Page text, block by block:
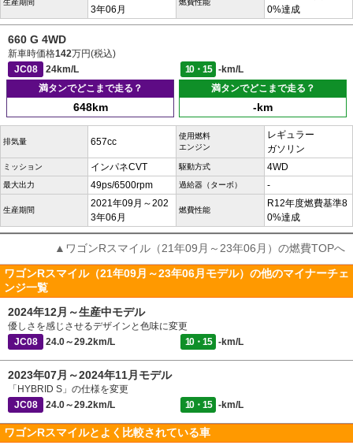
生産期間
3年06月
燃費性能
0%達成
660 G 4WD
新車時価格142万円(税込)
JC08
24km/L 10・15
-km/L
満タンでどこまで走る？
648km
満タンでどこまで走る？
-km
排気量 657cc
使用燃料
エンジン
レギュラー
ガソリン
ミッション インパネCVT 駆動方式 4WD
最大出力 49ps/6500rpm 過給器（ターボ） -
生産期間
2021年09月～202
3年06月
燃費性能
R12年度燃費基準8
0%達成
▲ワゴンRスマイル（21年09月～23年06月）の燃費TOPへ
ワゴンRスマイル（21年09月～23年06月モデル）の他のマイナーチェ
ンジ一覧
2024年12月～生産中モデル
優しさを感じさせるデザインと色味に変更
JC08
24.0～29.2km/L 10・15 -km/L
2023年07月～2024年11月モデル
「HYBRID S」の仕様を変更
JC08
24.0～29.2km/L 10・15 -km/L
ワゴンRスマイルとよく比較されている車